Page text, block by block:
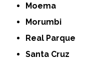
Moema
Morumbi
Real Parque
Santa Cruz